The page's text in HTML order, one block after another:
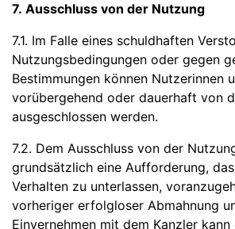
7. Ausschluss von der Nutzung
7.1. Im Falle eines schuldhaften
Nutzungsbedingungen oder gegen
Bestimmungen können Nutzerinnen
vorübergehend oder dauerhaft von
ausgeschlossen werden.
7.2. Dem Ausschluss von der
grundsätzlich eine Aufforderung,
Verhalten zu unterlassen,
vorheriger erfolgloser Abmahnung
Einvernehmen mit dem Kanzler kann